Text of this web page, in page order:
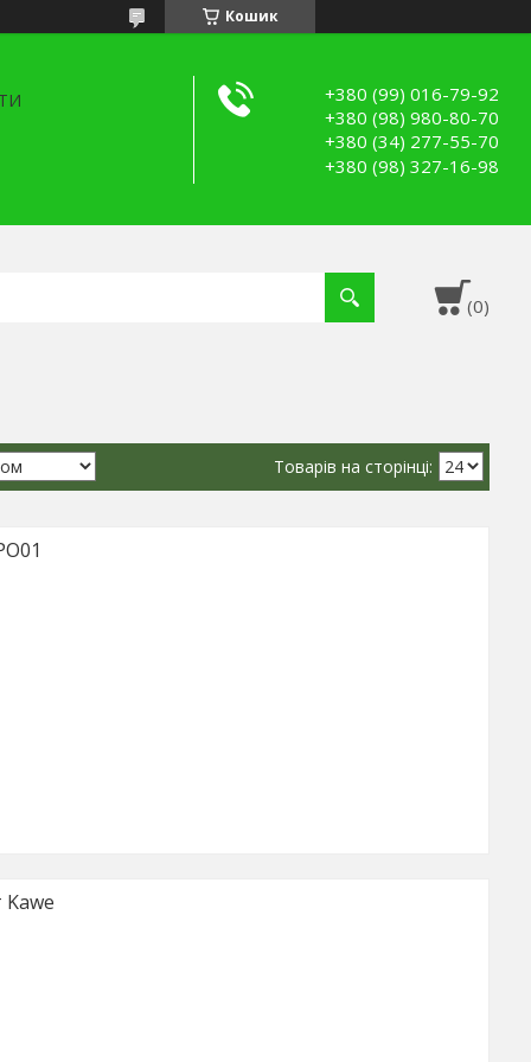
Кошик
+380 (99) 016-79-92
+380 (98) 980-80-70
+380 (34) 277-55-70
+380 (98) 327-16-98